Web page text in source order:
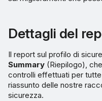
Dettagli del
Il report sul profilo di
Summary (Riepilogo),
controlli effettuati per
riassunto delle nostre
sicurezza.